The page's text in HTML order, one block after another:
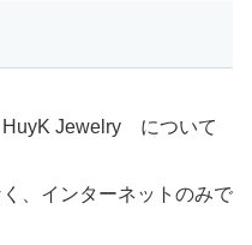
Jewelry について
、インターネットのみで